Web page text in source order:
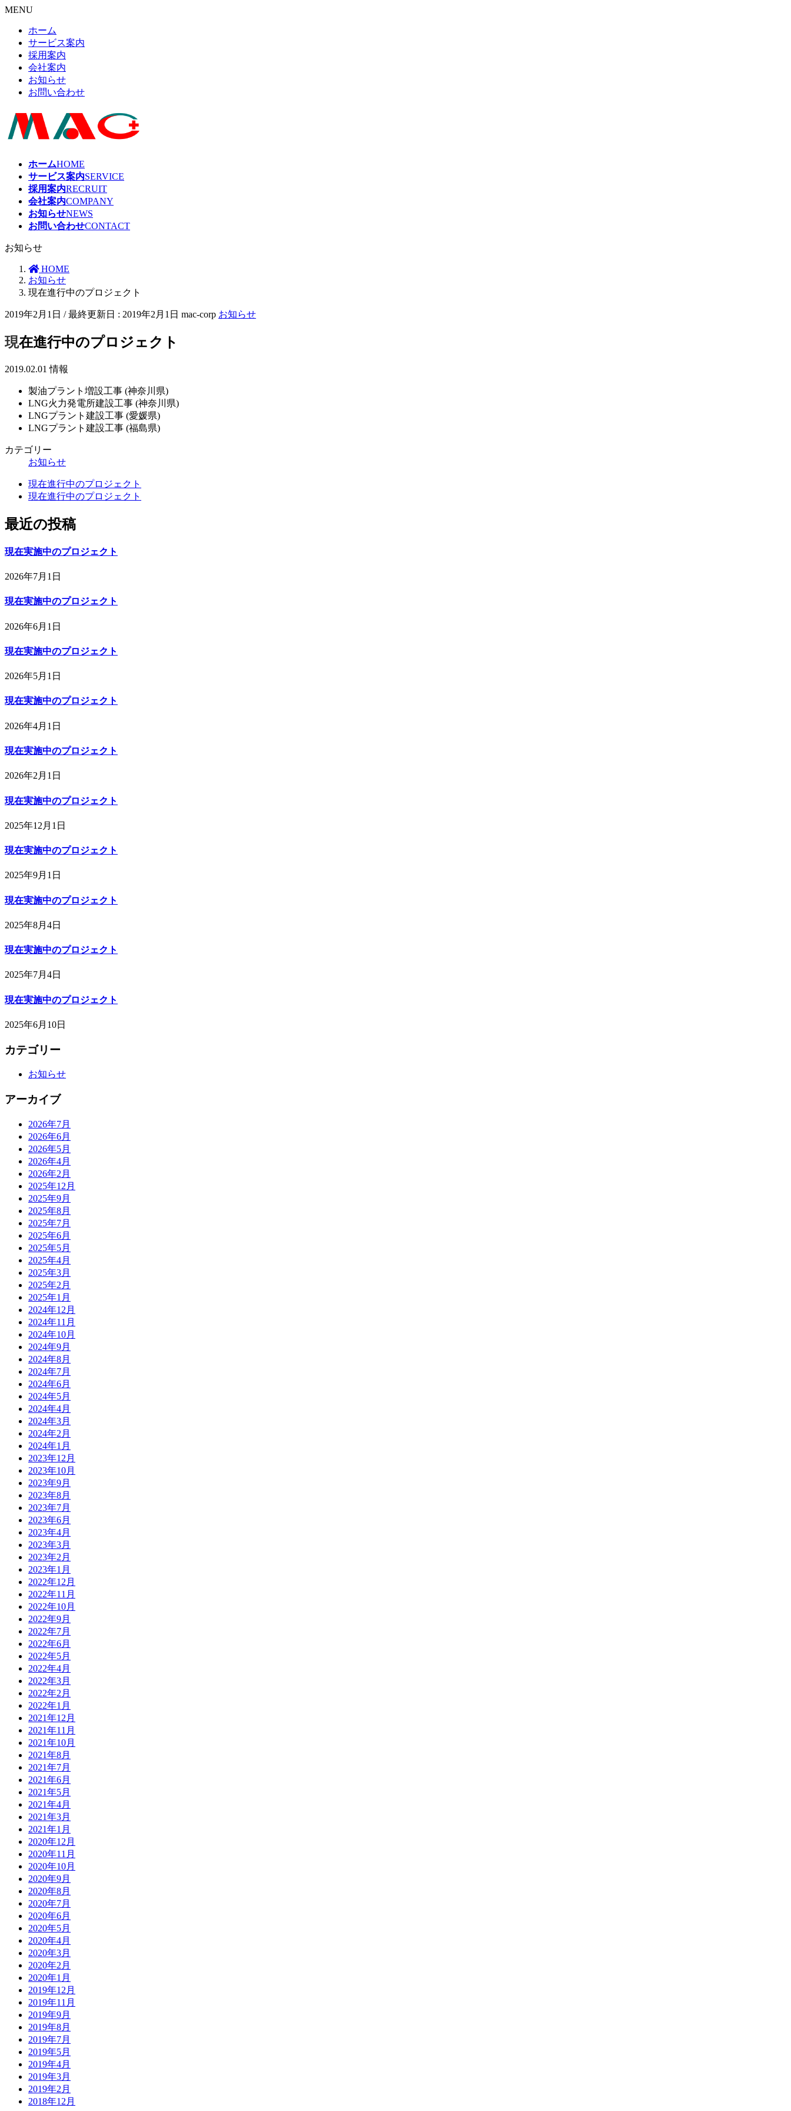
MENU
ホーム
サービス案内
採用案内
会社案内
お知らせ
お問い合わせ
ホームHOME
サービス案内SERVICE
採用案内RECRUIT
会社案内COMPANY
お知らせNEWS
お問い合わせCONTACT
お知らせ
HOME
お知らせ
現在進行中のプロジェクト
2019年2月1日 / 最終更新日 : 2019年2月1日 mac-corp お知らせ
現在進行中のプロジェクト
2019.02.01 情報
製油プラント増設工事 (神奈川県)
LNG火力発電所建設工事 (神奈川県)
LNGプラント建設工事 (愛媛県)
LNGプラント建設工事 (福島県)
カテゴリー
お知らせ
現在進行中のプロジェクト
現在進行中のプロジェクト
最近の投稿
現在実施中のプロジェクト
2026年7月1日
現在実施中のプロジェクト
2026年6月1日
現在実施中のプロジェクト
2026年5月1日
現在実施中のプロジェクト
2026年4月1日
現在実施中のプロジェクト
2026年2月1日
現在実施中のプロジェクト
2025年12月1日
現在実施中のプロジェクト
2025年9月1日
現在実施中のプロジェクト
2025年8月4日
現在実施中のプロジェクト
2025年7月4日
現在実施中のプロジェクト
2025年6月10日
カテゴリー
お知らせ
アーカイブ
2026年7月
2026年6月
2026年5月
2026年4月
2026年2月
2025年12月
2025年9月
2025年8月
2025年7月
2025年6月
2025年5月
2025年4月
2025年3月
2025年2月
2025年1月
2024年12月
2024年11月
2024年10月
2024年9月
2024年8月
2024年7月
2024年6月
2024年5月
2024年4月
2024年3月
2024年2月
2024年1月
2023年12月
2023年10月
2023年9月
2023年8月
2023年7月
2023年6月
2023年4月
2023年3月
2023年2月
2023年1月
2022年12月
2022年11月
2022年10月
2022年9月
2022年7月
2022年6月
2022年5月
2022年4月
2022年3月
2022年2月
2022年1月
2021年12月
2021年11月
2021年10月
2021年8月
2021年7月
2021年6月
2021年5月
2021年4月
2021年3月
2021年1月
2020年12月
2020年11月
2020年10月
2020年9月
2020年8月
2020年7月
2020年6月
2020年5月
2020年4月
2020年3月
2020年2月
2020年1月
2019年12月
2019年11月
2019年9月
2019年8月
2019年7月
2019年5月
2019年4月
2019年3月
2019年2月
2018年12月